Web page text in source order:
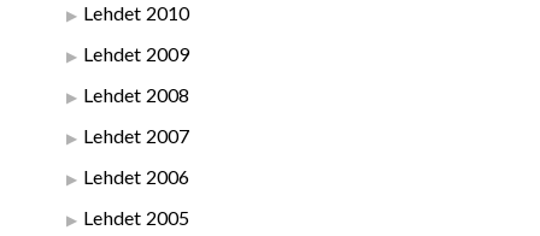
Lehdet 2010
Lehdet 2009
Lehdet 2008
Lehdet 2007
Lehdet 2006
Lehdet 2005